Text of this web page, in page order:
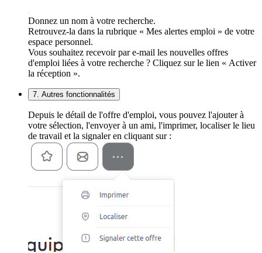
Donnez un nom à votre recherche.
Retrouvez-la dans la rubrique « Mes alertes emploi » de votre
espace personnel.
Vous souhaitez recevoir par e-mail les nouvelles offres
d'emploi liées à votre recherche ? Cliquez sur le lien « Activer
la réception ».
7. Autres fonctionnalités
Depuis le détail de l'offre d'emploi, vous pouvez l'ajouter à
votre sélection, l'envoyer à un ami, l'imprimer, localiser le lieu
de travail et la signaler en cliquant sur :